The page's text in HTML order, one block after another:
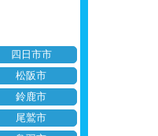
四日市市
松阪市
鈴鹿市
尾鷲市